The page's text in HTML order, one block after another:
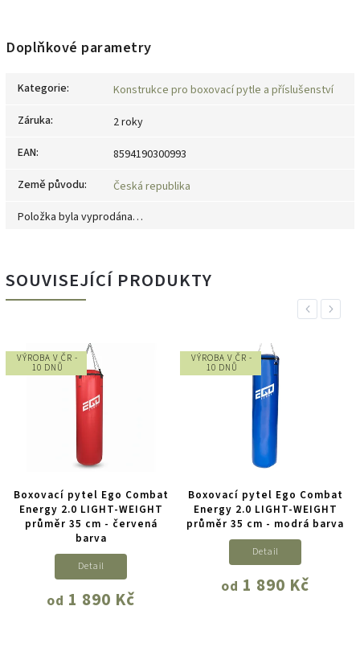
Doplňkové parametry
Kategorie:
Konstrukce pro boxovací pytle a příslušenství
Záruka:
2 roky
EAN:
8594190300993
Země původu:
Česká republika
Položka byla vyprodána…
SOUVISEJÍCÍ PRODUKTY
Previous
VÝROBA V ČR -
10 DNŮ
Boxovací pytel Ego Combat
Energy 2.0 LIGHT-WEIGHT
průměr 35 cm - červená
barva
od 1 890 Kč
Detail
VÝROBA V ČR -
10 DNŮ
Boxovací pytel Ego Combat
Energy 2.0 LIGHT-WEIGHT
průměr 35 cm - modrá barva
od 1 890 Kč
Detail
Next